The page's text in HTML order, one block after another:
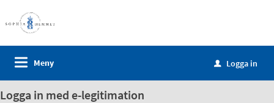
Meny u Logga in
Logga in med e-legitimation